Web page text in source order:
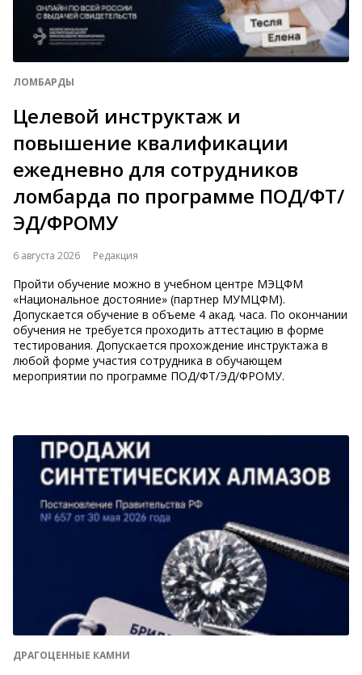
ЛОМБАРДЫ
Целевой инструктаж и
повышение квалификации
ежедневно для сотрудников
ломбарда по программе ПОД/ФТ/
ЭД/ФРОМУ
6 августа 2026 Редакция
Пройти обучение можно в учебном центре МЭЦФМ
«Национальное достояние» (партнер МУМЦФМ).
Допускается обучение в объеме 4 акад. часа. По окончании
обучения не требуется проходить аттестацию в форме
тестирования. Допускается прохождение инструктажа в
любой форме участия сотрудника в обучающем
мероприятии по программе ПОД/ФТ/ЭД/ФРОМУ.
ДРАГОЦЕННЫЕ КАМНИ